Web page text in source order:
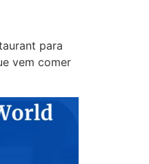
para
vem comer